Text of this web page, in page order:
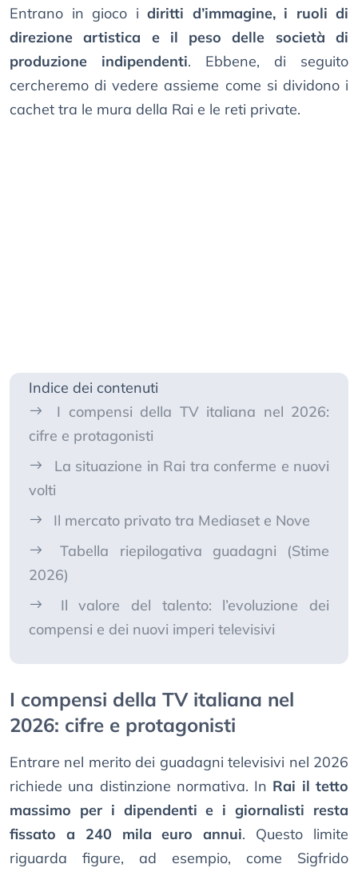
Entrano in gioco i diritti d’immagine, i ruoli di
direzione artistica e il peso delle società di
produzione indipendenti. Ebbene, di seguito
cercheremo di vedere assieme come si dividono i
cachet tra le mura della Rai e le reti private.
Indice dei contenuti
I compensi della TV italiana nel 2026:
cifre e protagonisti
La situazione in Rai tra conferme e nuovi
volti
Il mercato privato tra Mediaset e Nove
Tabella riepilogativa guadagni (Stime
2026)
Il valore del talento: l’evoluzione dei
compensi e dei nuovi imperi televisivi
I compensi della TV italiana nel
2026: cifre e protagonisti
Entrare nel merito dei guadagni televisivi nel 2026
richiede una distinzione normativa. In Rai il tetto
massimo per i dipendenti e i giornalisti resta
fissato a 240 mila euro annui. Questo limite
riguarda figure, ad esempio, come Sigfrido